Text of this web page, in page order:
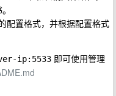
配置格式，并根据配置格式
ip:5533 即可使用管理